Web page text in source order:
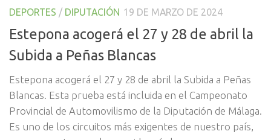
DEPORTES / DIPUTACIÓN 19 DE MARZO DE 2024
Estepona acogerá el 27 y 28 de abril la
Subida a Peñas Blancas
Estepona acogerá el 27 y 28 de abril la Subida a Peñas
Blancas. Esta prueba está incluida en el Campeonato
Provincial de Automovilismo de la Diputación de Málaga.
Es uno de los circuitos más exigentes de nuestro país,